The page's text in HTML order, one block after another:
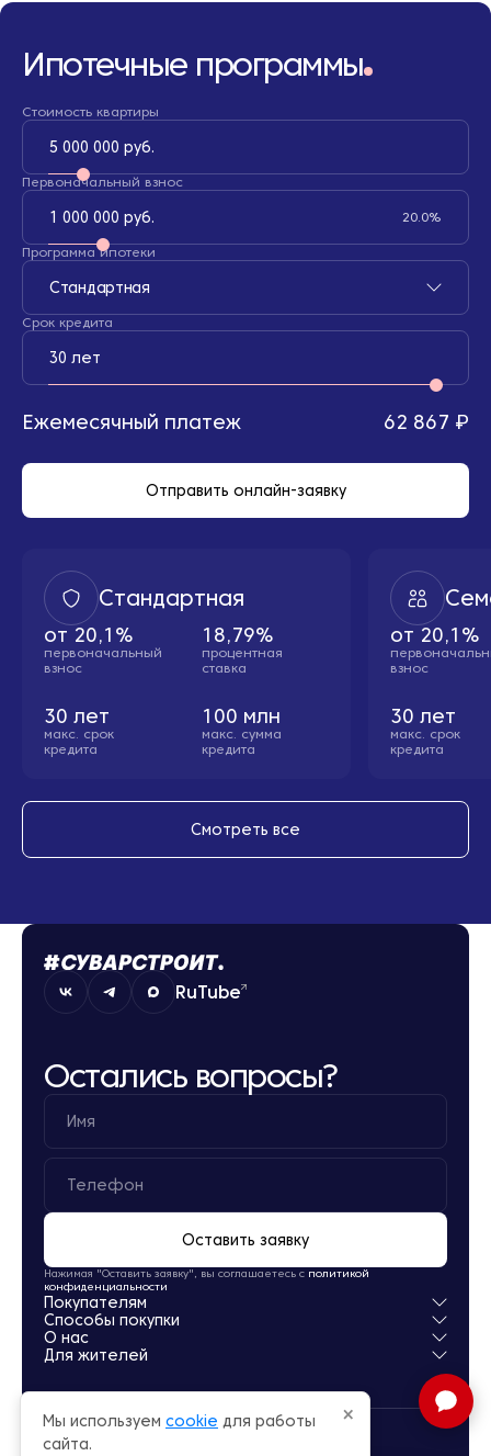
Ипотечные программы
Смотреть все
Стоимость квартиры
5 000 000 руб.
Первоначальный взнос
1 000 000 руб. 20.0%
Программа ипотеки
Стандартная
Срок кредита
30 лет
Ежемесячный платеж 62 867 ₽
Отправить онлайн-заявку
Стандартная
от 20,1%
первоначальный
взнос
18,79%
процентная
ставка
30 лет
макс. cрок
кредита
100 млн
макс. сумма
кредита
от 20,1%
взнос
30 лет
макс. cрок
кредита
RuTube
Остались вопросы?
Оставить заявку
Нажимая "Оставить заявку", вы соглашаетесь с политикой
конфиденциальности
Покупателям
Квартиры
Паркинг
Способы покупки
Ипотека
Обмен
О нас
Новости
Офисы продаж
Карьера
Для жителей
Личный кабинет
© Суварстроит 2015 — 2026
×
Мы используем cookie для работы
сайта.